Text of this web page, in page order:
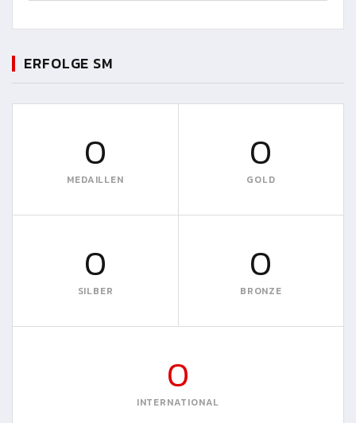
ERFOLGE SM
0
MEDAILLEN
0
GOLD
0
SILBER
0
BRONZE
0
INTERNATIONAL